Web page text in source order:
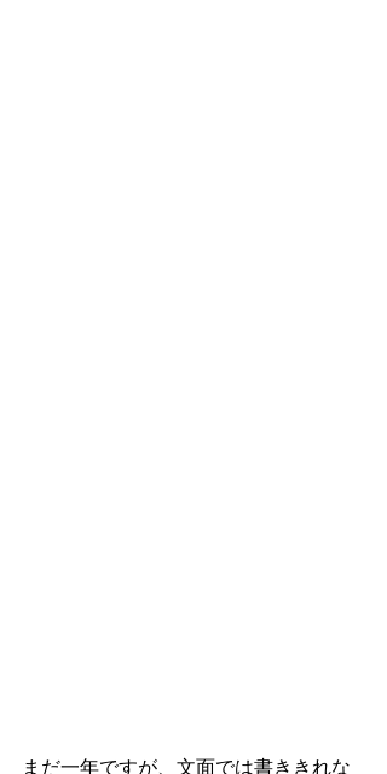
まだ一年ですが、文面では書ききれな